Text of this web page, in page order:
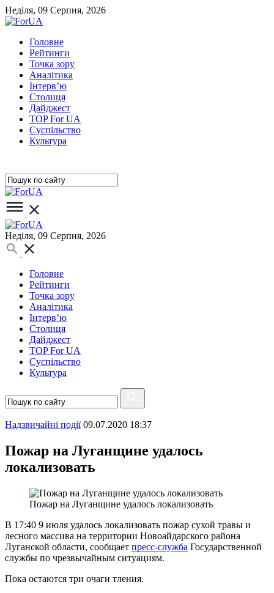
Неділя, 09 Серпня, 2026
Головне
Рейтинги
Точка зору
Аналітика
Інтерв’ю
Столиця
Дайджест
TOP For UA
Суспiльство
Культура
Неділя, 09 Серпня, 2026
Головне
Рейтинги
Точка зору
Аналітика
Інтерв’ю
Столиця
Дайджест
TOP For UA
Суспiльство
Культура
Надзвичайні події 09.07.2020 18:37
Пожар на Луганщине удалось
локализовать
Пожар на Луганщине удалось локализовать
В 17:40 9 июля удалось локализовать пожар сухой травы и
лесного массива на территории Новоайдарского района
Луганской области, сообщает пресс-служба Государственной
службы по чрезвычайным ситуациям.
Пока остаются три очаги тления.